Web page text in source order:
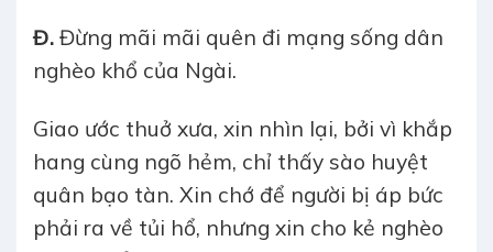
Đ. Đừng mãi mãi quên đi mạng sống dân
nghèo khổ của Ngài.
Giao ước thuở xưa, xin nhìn lại, bởi vì khắp
hang cùng ngõ hẻm, chỉ thấy sào huyệt
quân bạo tàn. Xin chớ để người bị áp bức
phải ra về tủi hổ, nhưng xin cho kẻ nghèo